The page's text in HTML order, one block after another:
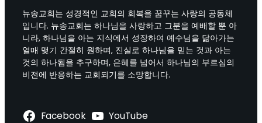
뉴송교회는 성경적인 교회의 회복을 꿈꾸는 사랑의 공동체
입니다. 뉴송교회는 하나님을 사랑하고 그분을 예배할 뿐 아
니라, 하나님을 아는 지식에서 성장하여 예수님을 닮아가는
열매 맺기 간절히 원하며, 진실로 하나님을 믿는 것과 아는
것의 하나됨을 추구하며, 은혜를 넘어서 하나님의 부르심의
비전에 반응하는 교회되기를 소망합니다.
Facebook YouTube